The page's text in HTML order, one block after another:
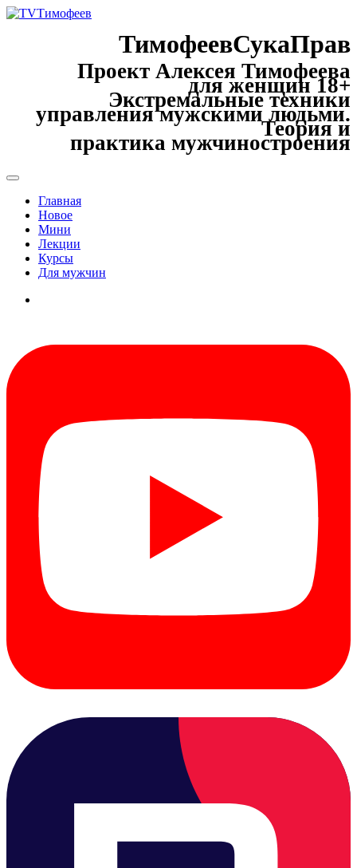
ТимофеевСукаПрав
Проект Алексея Тимофеева
для женщин 18+
Экстремальные техники
управления мужскими людьми.
Теория и
практика мужчиностроения
Главная
Новое
Мини
Лекции
Курсы
Для мужчин